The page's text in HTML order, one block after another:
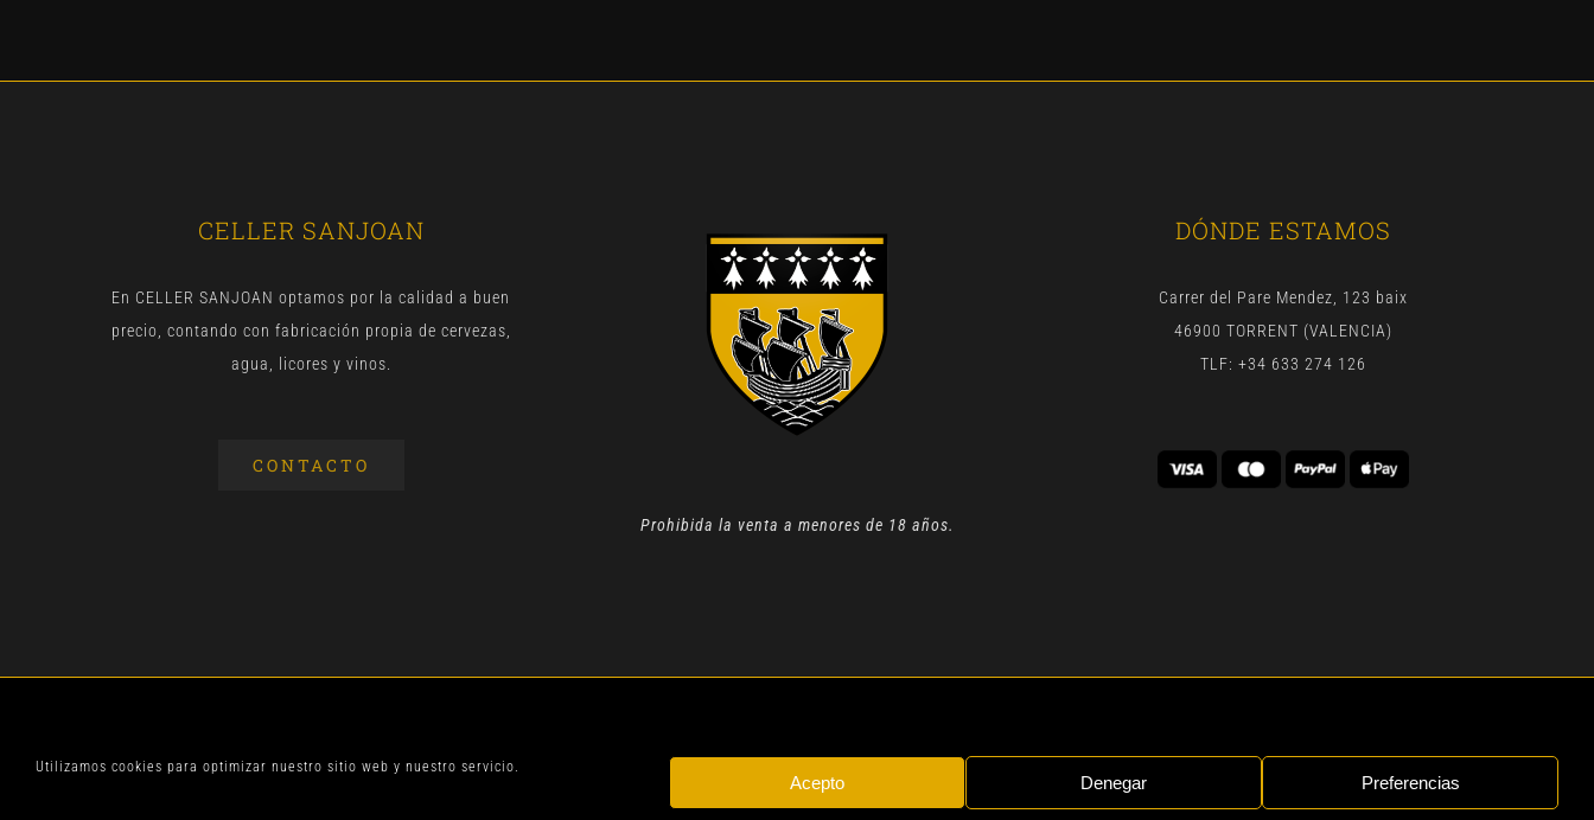
Utilizamos cookies para optimizar nuestro sitio web y nuestro servicio.
Acepto Denegar Preferencias
CELLER SANJOAN
En CELLER SANJOAN optamos por la calidad a buen
precio, contando con fabricación propia de cervezas,
agua, licores y vinos.
CONTACTO
Prohibida la venta a menores de 18 años.
DÓNDE ESTAMOS
Carrer del Pare Mendez, 123 baix
46900 TORRENT (VALENCIA)
TLF: +34 633 274 126
AVISO LEGAL| TODOS LOS DERECHOS RESERVADOS | BYGEN DIGITAL